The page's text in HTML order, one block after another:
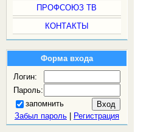
ПРОФСОЮЗ ТВ
КОНТАКТЫ
Форма входа
Логин:
Пароль:
запомнить
Забыл пароль| Регистрация